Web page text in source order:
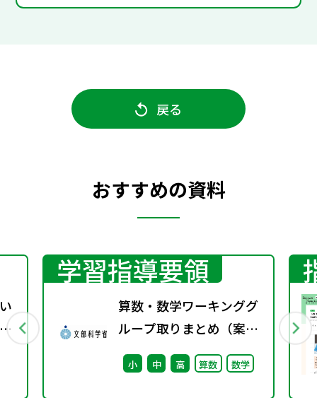
戻る
おすすめの資料
学習指導要領
算数・数学ワーキンググ
ループ取りまとめ（案）
※会議後修正
小 中 高 算数 数学